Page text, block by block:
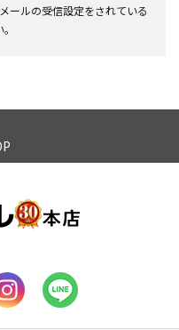
ールの受信設定をされている